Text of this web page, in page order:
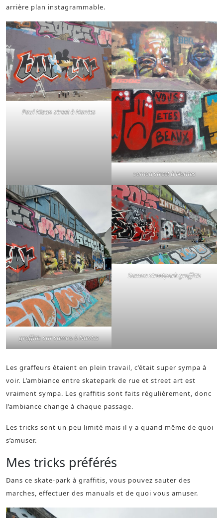
arrière plan instagrammable.
Paul Nizan street à Nantes
samoa street à Nantes
graffitis sur samoa à Nantes
Samoa streetpark graffitis
Les graffeurs étaient en plein travail, c’était super sympa à
voir. L’ambiance entre skatepark de rue et street art est
vraiment sympa. Les graffitis sont faits régulièrement, donc
l’ambiance change à chaque passage.
Les tricks sont un peu limité mais il y a quand même de quoi
s’amuser.
Mes tricks préférés
Dans ce skate-park à graffitis, vous pouvez sauter des
marches, effectuer des manuals et de quoi vous amuser.